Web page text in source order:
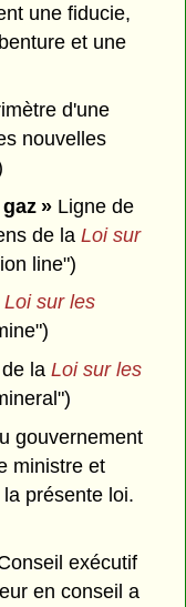
une fiducie,
et une
d'une
nouvelles
»Ligne de
de laLoi sur
line")
Loi sur les
la Loi sur les
gouvernement
ministre et
présente loi.
exécutif
en conseil a